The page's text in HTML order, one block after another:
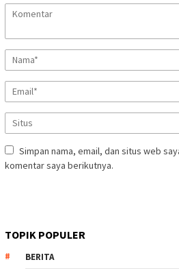
Simpan nama, email, dan situs web
komentar saya berikutnya.
TOPIK POPULER
BERITA